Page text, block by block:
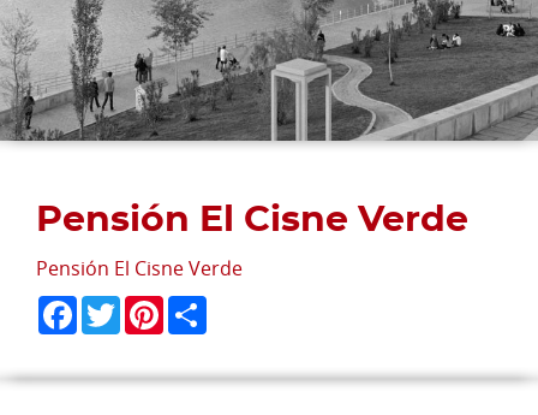
Pensión El Cisne Verde
Pensión El Cisne Verde
Facebook
TwitterPinterest